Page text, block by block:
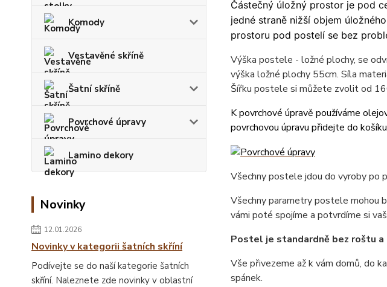
Komody
Vestavěné skříně
Šatní skříně
Povrchové úpravy
Lamino dekory
Novinky
12.01.2026
Novinky v kategorii šatních skříní
Podívejte se do naší kategorie šatních
skříní. Naleznete zde novinky v oblastní
Částečný úložný prostor je pod
jedné straně nižší objem
prostoru pod postelí se bez
Výška postele - ložné plochy, se
výška ložné plochy 55cm. Síla
Šířku postele si můžete zvolit od
K povrchové úpravě používáme
povrchovou úpravu přidejte do
Všechny postele jdou do vyroby po
Všechny parametry postele mohou
vámi poté spojíme a potvrdíme si
Postel je standardně bez roštu
Vše přivezeme až k vám domů, do
spánek.